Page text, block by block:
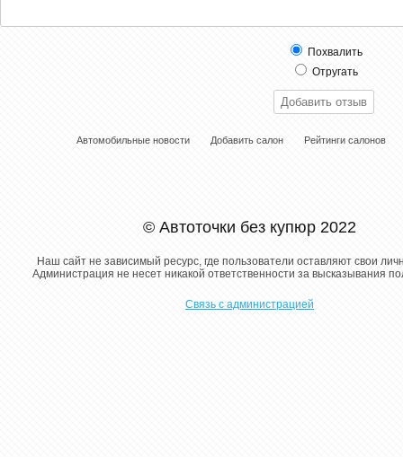
Похвалить
Отругать
Автомобильные новости Добавить салон Рейтинги салонов
© Автоточки без купюр 2022
Наш сайт не зависимый ресурс, где пользователи оставляют свои
Администрация не несет никакой ответственности за высказывания
Связь с администрацией